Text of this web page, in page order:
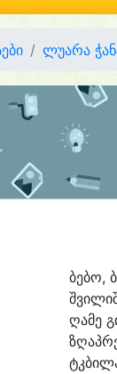
ლუარა
ბებო,
შვი
ღამე
ზღაპ
ტკბი